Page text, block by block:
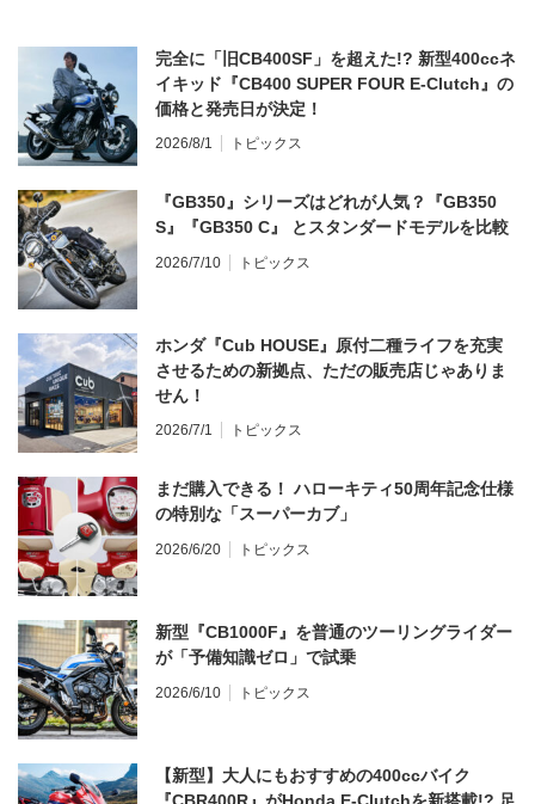
完全に「旧CB400SF」を超えた!? 新型400ccネ
イキッド『CB400 SUPER FOUR E-Clutch』の
価格と発売日が決定！
2026/8/1 トピックス
『GB350』シリーズはどれが人気？『GB350
S』『GB350 C』 とスタンダードモデルを比較
2026/7/10 トピックス
ホンダ『Cub HOUSE』原付二種ライフを充実
させるための新拠点、ただの販売店じゃありま
せん！
2026/7/1 トピックス
まだ購入できる！ ハローキティ50周年記念仕様
の特別な「スーパーカブ」
2026/6/20 トピックス
新型『CB1000F』を普通のツーリングライダー
が「予備知識ゼロ」で試乗
2026/6/10 トピックス
【新型】大人にもおすすめの400ccバイク
『CBR400R』がHonda E-Clutchを新搭載!? 足